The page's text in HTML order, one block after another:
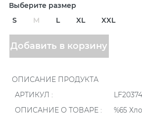
Выберите размер
S
M L XL XXL
Добавить в корзину
ОПИСАНИЕ ПРОДУКТА
АРТИКУЛ :
ОПИСАНИЕ О ТОВАРЕ :
%65